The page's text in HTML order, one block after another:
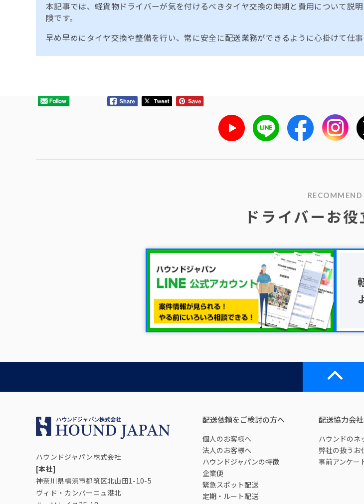
本記事では、軽貨物ドライバーが気を付けるべきタイヤ交換の時期と費用について説
険です。
早め早めにタイヤ交換や整備を行い、常に安全に配送業務ができるように心掛けて仕事
RECOMMEND
ドライバーお
ハウンドジャパン株式会社
[本社]
神奈川県横浜市都筑区北山田1-10-5
ヴィド・カンパーニュ港北
配送依頼をご検討の方へ
個人のお客様へ
法人のお客様へ
ハウンドジャパンの特徴
企業便
緊急スポット配送
定期・ルート配送
配送協力会
ハウンドのネ
弊社の扱うお
事前アンケー